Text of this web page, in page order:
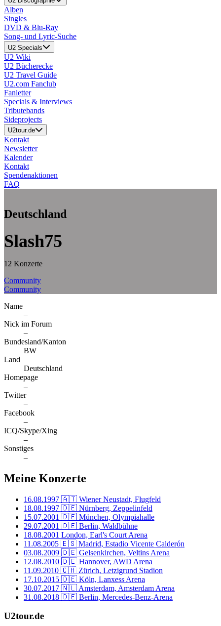
Alben
Singles
DVD & Blu-Ray
Song- und Lyric-Suche
U2 Specials
U2 Wiki
U2 Bücherecke
U2 Travel Guide
U2.com Fanclub
Fanletter
Specials & Interviews
Tributebands
Sideprojects
U2tour.de
Kontakt
Newsletter
Kalender
Kontakt
Spendenaktionen
FAQ
Deutschland
Slash75
12 Konzerte
Community
Community
Name
–
Nick im Forum
–
Bundesland/Kanton
BW
Land
Deutschland
Homepage
–
Twitter
–
Facebook
–
ICQ/Skype/Xing
–
Sonstiges
–
Meine Konzerte
16.08.1997 🇦🇹 Wiener Neustadt, Flugfeld
18.08.1997 🇩🇪 Nürnberg, Zeppelinfeld
15.07.2001 🇩🇪 München, Olympiahalle
29.07.2001 🇩🇪 Berlin, Waldbühne
18.08.2001 London, Earl's Court Arena
11.08.2005 🇪🇸 Madrid, Estadio Vicente Calderón
03.08.2009 🇩🇪 Gelsenkirchen, Veltins Arena
12.08.2010 🇩🇪 Hannover, AWD Arena
11.09.2010 🇨🇭 Zürich, Letzigrund Stadion
17.10.2015 🇩🇪 Köln, Lanxess Arena
30.07.2017 🇳🇱 Amsterdam, Amsterdam Arena
31.08.2018 🇩🇪 Berlin, Mercedes-Benz-Arena
U2tour.de